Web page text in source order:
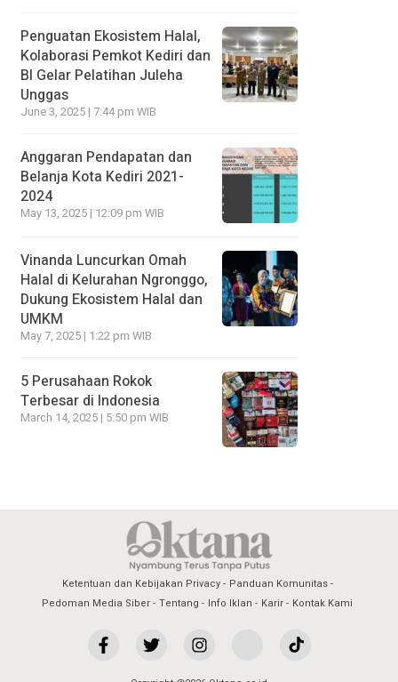
Penguatan Ekosistem Halal,
Kolaborasi Pemkot Kediri dan
BI Gelar Pelatihan Juleha
Unggas
June 3, 2025 | 7:44 pm WIB
Anggaran Pendapatan dan
Belanja Kota Kediri 2021-
2024
May 13, 2025 | 12:09 pm WIB
Vinanda Luncurkan Omah
Halal di Kelurahan Ngronggo,
Dukung Ekosistem Halal dan
UMKM
May 7, 2025 | 1:22 pm WIB
5 Perusahaan Rokok
Terbesar di Indonesia
March 14, 2025 | 5:50 pm WIB
Ketentuan dan Kebijakan Privacy
Panduan Komunitas
Pedoman Media Siber Tentang Info Iklan Karir Kontak Kami